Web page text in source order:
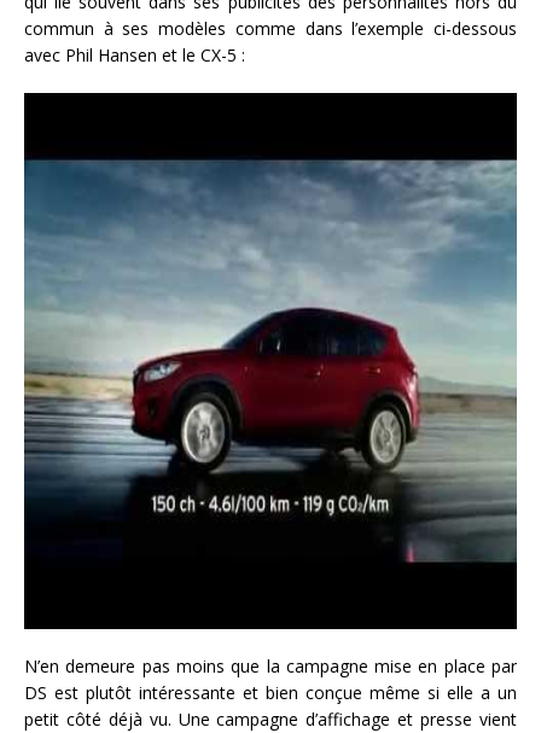
commun à ses modèles comme dans l’exemple ci-dessous
avec Phil Hansen et le CX-5 :
N’en demeure pas moins que la campagne mise en place par
DS est plutôt intéressante et bien conçue même si elle a un
petit côté déjà vu. Une campagne d’affichage et presse vient